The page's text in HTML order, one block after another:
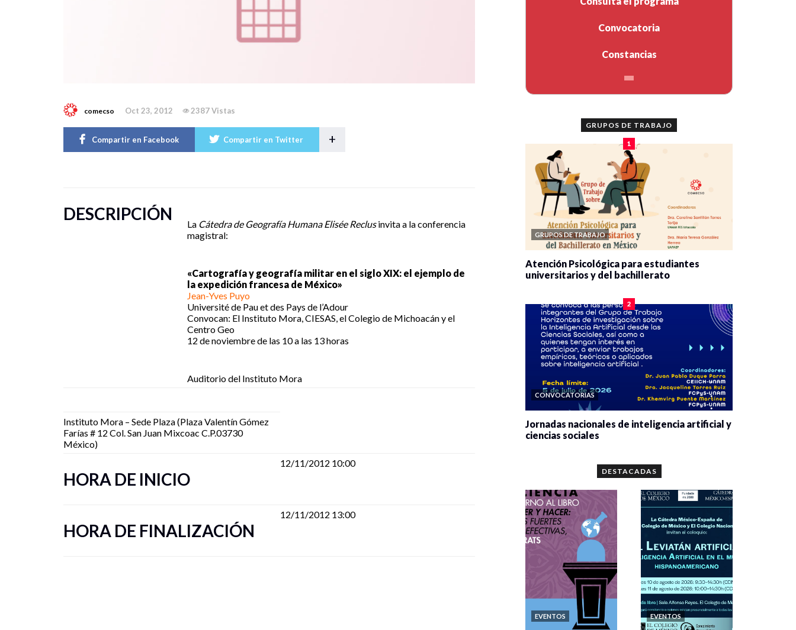
comecso Oct 23, 2012 2387 Vistas
Compartir en Facebook Compartir en Twitter +
DESCRIPCIÓN
La Cátedra de Geografía Humana Elisée Reclusinvita a la conferencia
magistral:
«Cartografía y geografía militar en el siglo XIX: el ejemplo de
la expedición francesa de México»
Jean-Yves Puyo
Université de Pau et des Pays de l’Adour
Convocan: El Instituto Mora, CIESAS, el Colegio de Michoacán y el
Centro Geo
12 de noviembre de las 10 a las 13 horas
Auditorio del Instituto Mora
Instituto Mora – Sede Plaza (Plaza Valentín Gómez
Farías # 12 Col. San Juan Mixcoac C.P.03730
México)
HORA DE INICIO
12/11/2012 10:00
HORA DE FINALIZACIÓN
12/11/2012 13:00
Convocatoria
Constancias
GRUPOS DE TRABAJO
1
GRUPOS DE TRABAJO
Atención Psicológica para estudiantes
universitarios y del bachillerato
2
CONVOCATORIAS
Jornadas nacionales de inteligencia artificial y
ciencias sociales
DESTACADAS
EVENTOS EVENTOS